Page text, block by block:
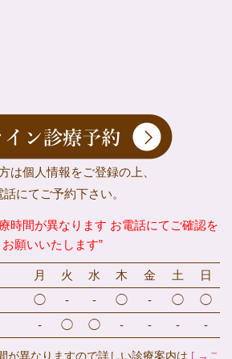
は個人情報をご登録の上、
話にてご予約下さい。
時間が異なります お電話にてご確認を
お願いいたします”
月 火 水 木 金 土
日
◯ - - ◯ - ◯
◯
- ◯ ◯ - - - -
が異なりますので詳しい診療案内は [ →こ